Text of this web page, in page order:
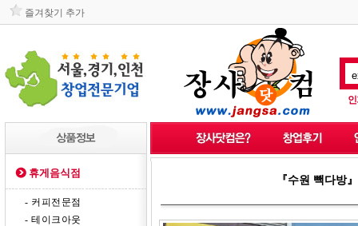
즐겨찾기 추가
휴게음식점
- 커피전문점
- 테이크아웃
『수원 빽다방